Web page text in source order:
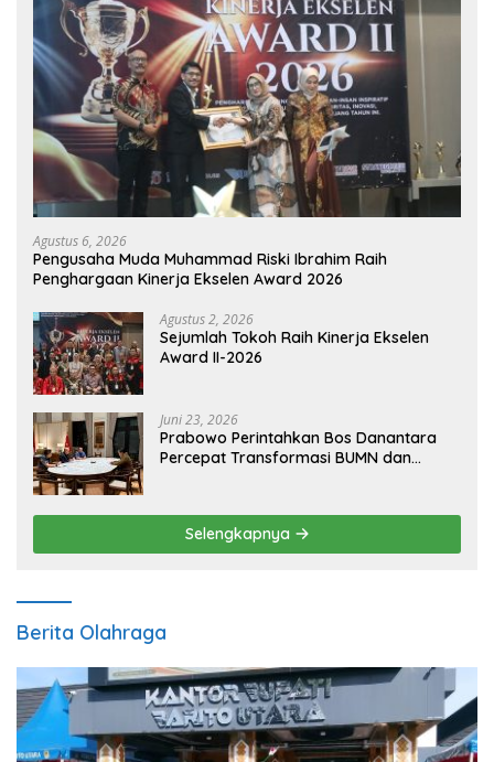
Agustus 6, 2026
Pengusaha Muda Muhammad Riski Ibrahim Raih
Penghargaan Kinerja Ekselen Award 2026
Agustus 2, 2026
Sejumlah Tokoh Raih Kinerja Ekselen
Award II-2026
Juni 23, 2026
Prabowo Perintahkan Bos Danantara
Percepat Transformasi BUMN dan
Selengkapnya
Berita Olahraga